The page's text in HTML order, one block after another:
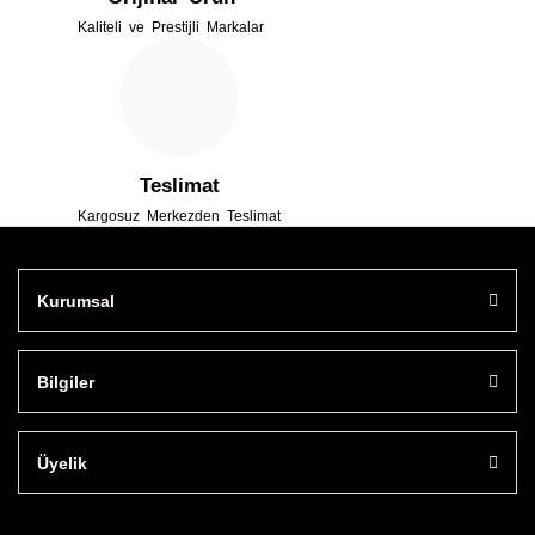
Kaliteli ve Prestijli Markalar
Teslimat
Kargosuz Merkezden Teslimat
Kurumsal
Bilgiler
Üyelik